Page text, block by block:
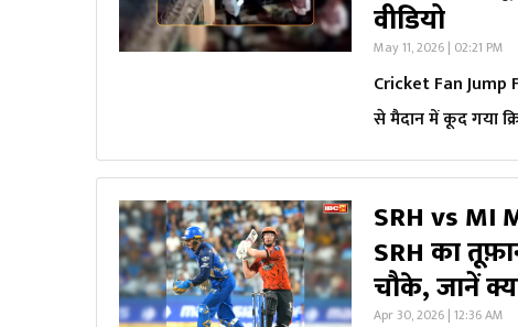
वीडियो
May 11, 2026 | 02:21 PM
Cricket Fan Jump
से मैदान में कूद गया
SRH vs
SRH का
चौके, जानें
Apr 30, 2026 | 12:36 AM